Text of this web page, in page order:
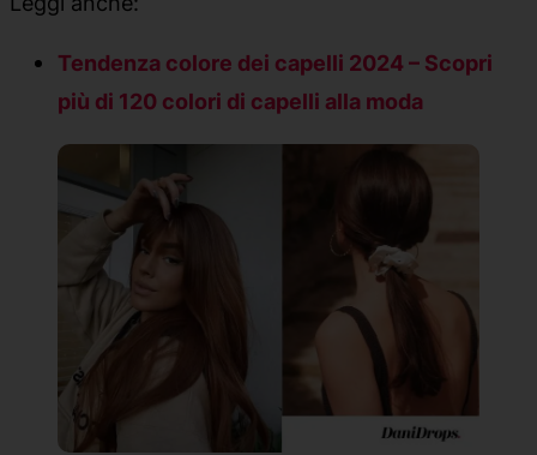
Tendenza colore dei capelli 2024 – Scopri
più di 120 colori di capelli alla moda